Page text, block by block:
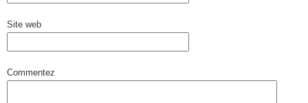
Site web
Commentez